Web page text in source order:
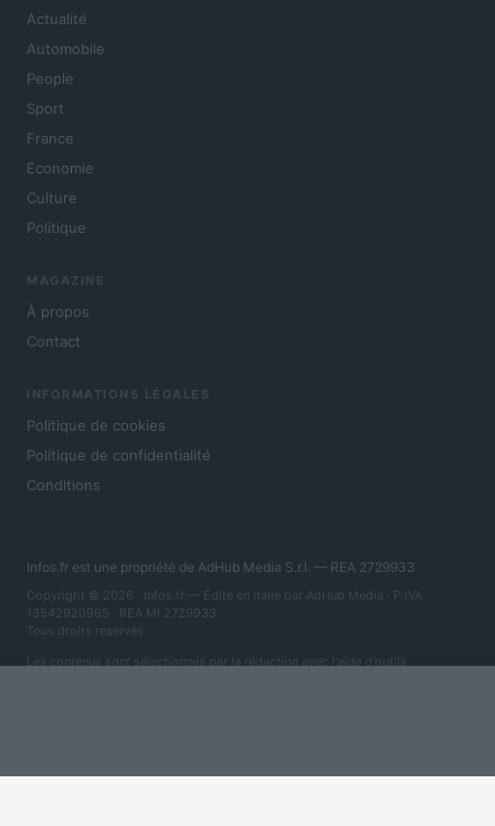
Actualité
Automobile
People
Sport
France
Economie
Culture
Politique
MAGAZINE
À propos
Contact
INFORMATIONS LÉGALES
Politique de cookies
Politique de confidentialité
Conditions
Infos.fr est une propriété de AdHub Media S.r.l. — REA 2729933
Copyright © 2026 · Infos.fr — Édité en Italie par AdHub Media · P.IVA
13542920965 · REA MI 2729933
Tous droits réservés
Les contenus sont sélectionnés par la rédaction avec l'aide d'outils